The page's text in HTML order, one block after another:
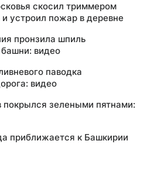
скосил триммером
и устроил пожар в деревне
пронзила шпиль
видео
паводка
видео
покрылся зелеными пятнами:
приближается к Башкирии